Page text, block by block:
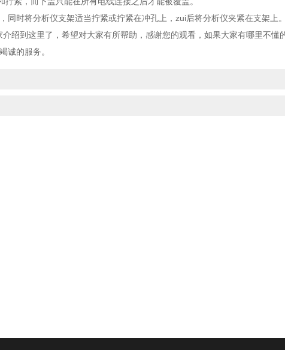
时将分析仪支架适当拧紧或拧紧在冲孔上，zui后将分析仪夹紧在支架上。
到这里了，希望对大家有所帮助，感谢您的观看，如果大家有哪里不懂
诚的服务。